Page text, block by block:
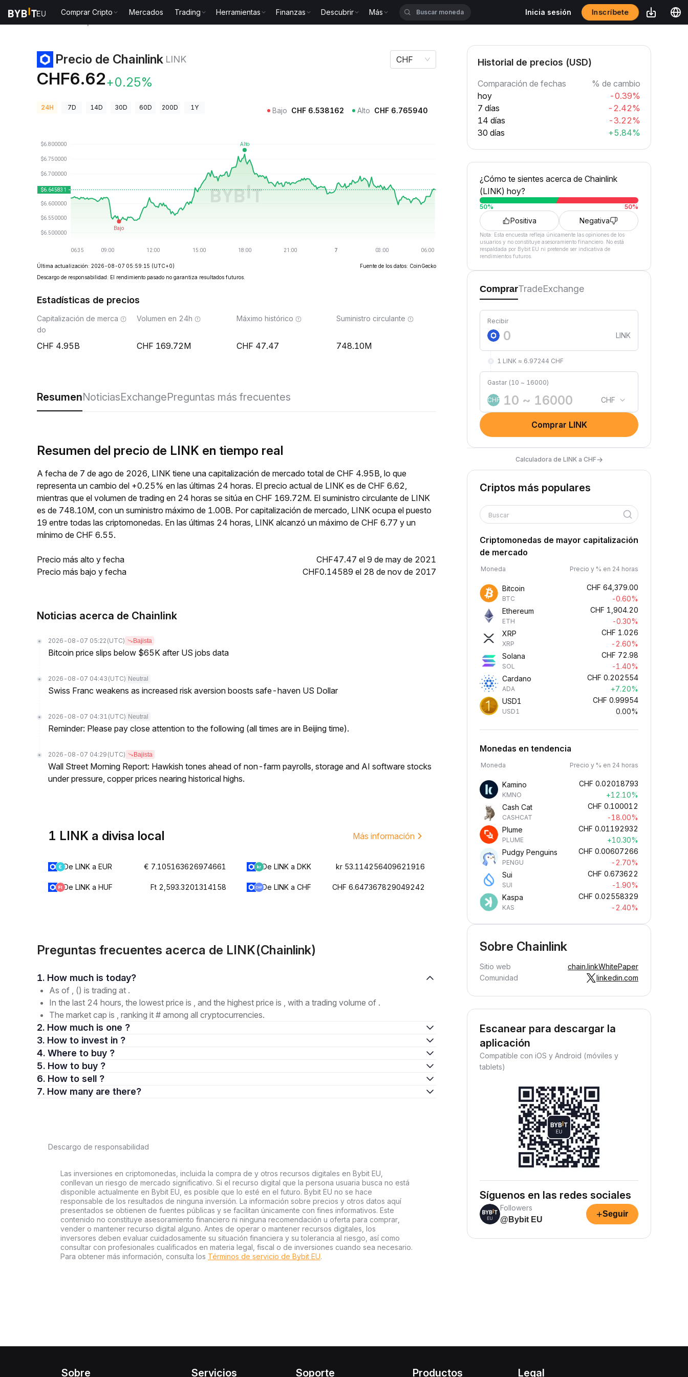
Comprar Cripto Mercados Trading Herramientas Finanzas Descubrir Más Inicia sesión Inscríbete
Precio de Chainlink LINK
CHF6.62+0.25%
CHF
24H 7D 14D 30D 60D 200D 1Y Bajo CHF 6.538162 Alto CHF 6.765940
Última actualización: 2026-08-07 05:59:15 (UTC+0)
Fuente de los datos: CoinGecko
Descargo de responsabilidad: El rendimiento pasado no garantiza resultados futuros.
Estadísticas de precios
Capitalización de merca
do
4.95B
Volumen en 24h
169.72M
Máximo histórico
47.47
Suministro circulante
748.10M
ResumenNoticiasExchangePreguntas más frecuentes
Resumen del precio de LINK en tiempo real
A fecha de 7 de ago de 2026, LINK tiene una capitalización de mercado total de CHF 4.95B, lo que
representa un cambio del +0.25% en las últimas 24 horas. El precio actual de LINK es de CHF 6.62,
mientras que el volumen de trading en 24 horas se sitúa en CHF 169.72M. El suministro circulante de LINK
es de 748.10M, con un suministro máximo de 1.00B. Por capitalización de mercado, LINK ocupa el puesto
19 entre todas las criptomonedas. En las últimas 24 horas, LINK alcanzó un máximo de CHF 6.77 y un
mínimo de CHF 6.55.
Precio más alto y fecha
CHF47.47 el 9 de may de 2021
Precio más bajo y fecha
CHF0.14589 el 28 de nov de 2017
Noticias acerca de Chainlink
2026-08-07 05:22 (UTC) Bajista
Bitcoin price slips below $65K after US jobs data
2026-08-07 04:43 (UTC) Neutral
Swiss Franc weakens as increased risk aversion boosts safe-haven US Dollar
2026-08-07 04:31 (UTC) Neutral
Reminder: Please pay close attention to the following (all times are in Beijing time).
2026-08-07 04:29 (UTC) Bajista
Wall Street Morning Report: Hawkish tones ahead of non-farm payrolls, storage and AI software stocks
under pressure, copper prices nearing historical highs.
1 LINK a divisa local Más información
De LINK a EUR € 7.105163626974661 De LINK a DKK kr 53.114256409621916
De LINK a HUF Ft 2,593.3201314158 De LINK a CHF CHF 6.647367829049242
Preguntas frecuentes acerca de LINK(Chainlink)
1. How much is today?
As of , () is trading at .
In the last 24 hours, the lowest price is , and the highest price is , with a trading volume of .
The market cap is , ranking it # among all cryptocurrencies.
2. How much is one ?
3. How to invest in ?
4. Where to buy ?
5. How to buy ?
6. How to sell ?
7. How many are there?
Descargo de responsabilidad
Las inversiones en criptomonedas, incluida la compra de y otros recursos digitales en Bybit EU,
conllevan un riesgo de mercado significativo. Si el recurso digital que la persona usuaria busca no está
disponible actualmente en Bybit EU, es posible que lo esté en el futuro. Bybit EU no se hace
responsable de los resultados de ninguna inversión. La información sobre precios y otros datos aquí
presentados se obtienen de fuentes públicas y se facilitan únicamente con fines informativos. Este
contenido no constituye asesoramiento financiero ni ninguna recomendación u oferta para comprar,
vender o mantener recurso digital alguno. Antes de operar o mantener recursos digitales, los
inversores deben evaluar cuidadosamente su situación financiera y su tolerancia al riesgo, así como
consultar con profesionales cualificados en materia legal, fiscal o de inversiones cuando sea necesario.
Para obtener más información, consulta los Términos de servicio de Bybit EU.
Historial de precios (USD)
Comparación de fechas
% de cambio
hoy
-0.39%
7 días
-2.42%
14 días
-3.22%
30 días
+5.84%
¿Cómo te sientes acerca de Chainlink
(LINK) hoy?
50% 50%
Positiva Negativa
Nota: Esta encuesta refleja únicamente las opiniones de los
usuarios y no constituye asesoramiento financiero. No está
respaldada por Bybit EU ni pretende ser indicativa de
rendimientos futuros.
ComprarTradeExchange
Recibir
LINK
1 LINK ≈ 6.97244 CHF
Gastar (10 ~ 16000)
CHF CHF
Comprar LINK
Calculadora de LINK a CHF→
Criptos más populares
Buscar
Criptomonedas de mayor capitalización
de mercado
Moneda Precio y % en 24 horas
Bitcoin
BTC
CHF 64,379.00
-0.60%
Ethereum
ETH
CHF 1,904.20
-0.30%
XRP
XRP
CHF 1.026
-2.60%
Solana
SOL
CHF 72.98
-1.40%
Cardano
ADA
CHF 0.202554
+7.20%
USD1
USD1
CHF 0.99954
0.00%
Monedas en tendencia
Moneda Precio y % en 24 horas
Kamino
KMNO
CHF 0.02018793
+12.10%
Cash Cat
CASHCAT
CHF 0.100012
-18.00%
Plume
PLUME
CHF 0.01192932
+10.30%
Pudgy Penguins
PENGU
CHF 0.00607266
-2.70%
Sui
SUI
CHF 0.673622
-1.90%
Kaspa
KAS
CHF 0.02558329
-2.40%
Sobre Chainlink
Sitio web chain.linkWhitePaper
Comunidad
linkedin.com
Escanear para descargar la
aplicación
Compatible con iOS y Android (móviles y
tablets)
Síguenos en las redes sociales
Followers
@Bybit EU
+Seguir
Sobre Servicios Soporte Productos Legal